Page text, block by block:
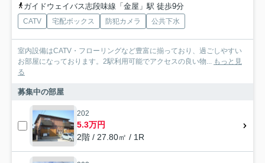
ガイドウェイバス志段味線「金屋」駅 徒歩9分
CATV 宅配ボックス 防犯カメラ 公共下水
室内設備はCATV・フローリングなど豊富に揃っており、過ごしやすい
お部屋になっております。2駅利用可能でアクセスの良い物... もっと見
る
募集中の部屋
202
5.3万円
2階 / 27.80㎡ / 1R